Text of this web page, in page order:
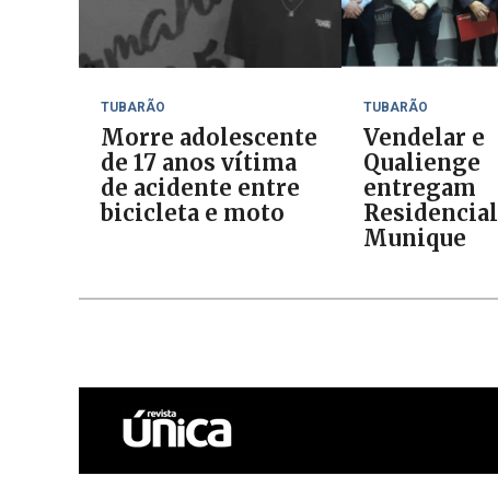
TUBARÃO
Morre adolescente
de 17 anos vítima
de acidente entre
bicicleta e moto
TUBARÃO
Vendelar e
Qualienge
entregam
Residencial
Munique